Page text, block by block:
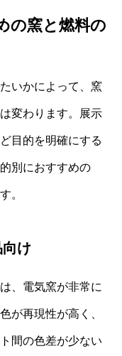
の窯と燃料の
いかによって、窯
変わります。展示
目的を明確にする
別におすすめの
。
け
、電気窯が非常に
が再現性が高く、
間の色差が少ない